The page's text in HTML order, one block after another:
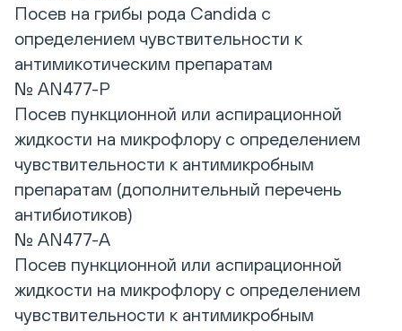
Посев на грибы рода Candida с
определением чувствительности к
антимикотическим препаратам
№ AN477-P
Посев пункционной или аспирационной
жидкости на микрофлору с определением
чувствительности к антимикробным
препаратам (дополнительный перечень
антибиотиков)
№ AN477-A
Посев пункционной или аспирационной
жидкости на микрофлору с определением
чувствительности к антимикробным